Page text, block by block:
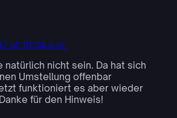
at 10:34 a.m.
natürlich nicht sein. Da hat sich
Umstellung offenbar
funktioniert es aber wieder
für den Hinweis!